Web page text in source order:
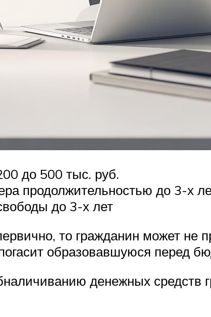
до 500 тыс. руб.
продолжительностью до 3-х
до 3-х лет
то гражданин может не
образовавшуюся перед
денежных средств